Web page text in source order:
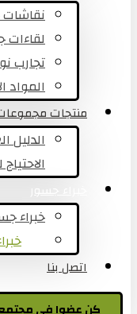
تجارب
المواد
منتجات
الدليل
خبراء جسور
خبراء
اتصل بنا